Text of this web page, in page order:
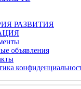
РАЗВИТИЯ
объявления